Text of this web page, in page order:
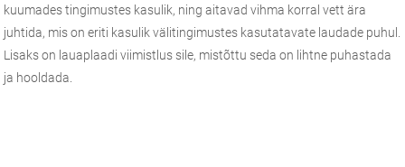
kuumades tingimustes kasulik, ning aitavad vihma korral vett ära
juhtida, mis on eriti kasulik välitingimustes kasutatavate laudade puhul.
Lisaks on lauaplaadi viimistlus sile, mistõttu seda on lihtne puhastada
ja hooldada.